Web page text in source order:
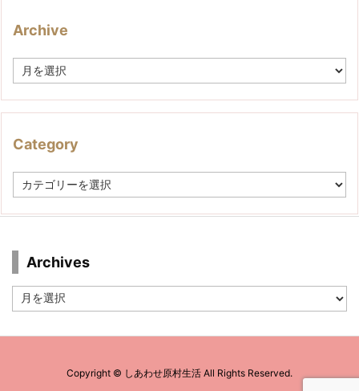
Archive
h
e
Category
e
y
Archives
Archives
Copyright © しあわせ原村生活 All Rights Reserved.